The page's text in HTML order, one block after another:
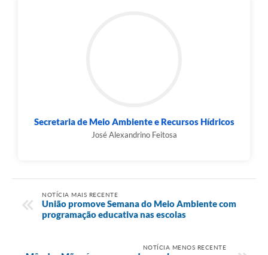
Secretaria de Meio Ambiente e Recursos Hídricos
José Alexandrino Feitosa
NOTÍCIA MAIS RECENTE
União promove Semana do Meio Ambiente com
programação educativa nas escolas
NOTÍCIA MENOS RECENTE